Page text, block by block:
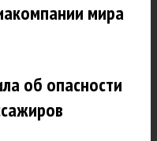
мира
об опасности